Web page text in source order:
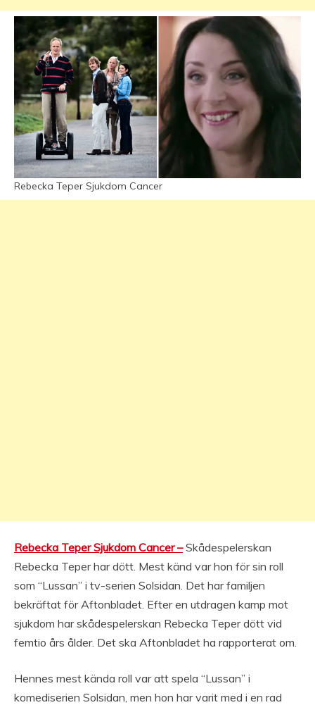
Rebecka Teper Sjukdom Cancer
Rebecka Teper Sjukdom Cancer –Skådespelerskan
Rebecka Teper har dött. Mest känd var hon för sin roll
som “Lussan” i tv-serien Solsidan. Det har familjen
bekräftat för Aftonbladet. Efter en utdragen kamp mot
sjukdom har skådespelerskan Rebecka Teper dött vid
femtio års ålder. Det ska Aftonbladet ha rapporterat om.
Hennes mest kända roll var att spela “Lussan” i
komediserien Solsidan, men hon har varit med i en rad